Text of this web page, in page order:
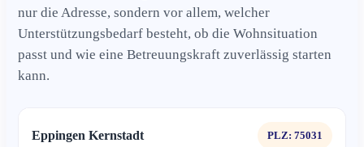
nur die Adresse, sondern vor allem, welcher
Unterstützungsbedarf besteht, ob die Wohnsituation
passt und wie eine Betreuungskraft zuverlässig starten
kann.
Eppingen Kernstadt PLZ: 75031